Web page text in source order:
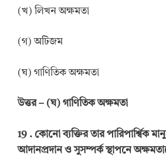
(খ) লিখন অক্ষমতা
(গ) অটিজম
(ঘ) গাণিতিক অক্ষমতা
উত্তর– (ঘ) গাণিতিক অক্ষমতা
19 . কোনো ব্যক্তির তার পারিপার্শ্বিক
আদানপ্রদান ও সুসম্পর্ক স্থাপনে